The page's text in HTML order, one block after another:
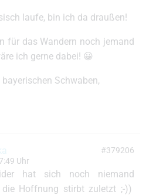
laufe, bin ich da draußen!
für das Wandern noch jemand
ich gerne dabei! 😀
Schwaben,
Uhr
#379206
hat sich noch niemand
die Hoffnung stirbt zuletzt ;-))